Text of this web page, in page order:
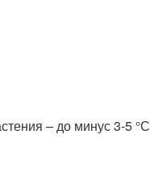
– до минус 3-5 °С